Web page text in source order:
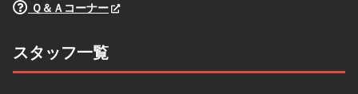
Ｑ＆Ａコーナー
スタッフ一覧